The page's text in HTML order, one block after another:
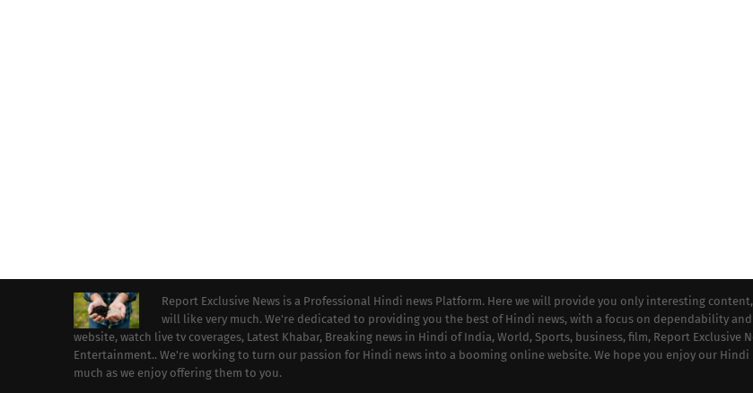
Report Exclusive News is a Professional Hindi news Platform. Here we will provide you only interesting
will like very much. We're dedicated to providing you the best of Hindi news, with a focus on dependability
website, watch live tv coverages, Latest Khabar, Breaking news in Hindi of India, World, Sports, business, film, Report Exclusive
Entertainment.. We're working to turn our passion for Hindi news into a booming online website. We hope you enjoy our Hindi
much as we enjoy offering them to you.